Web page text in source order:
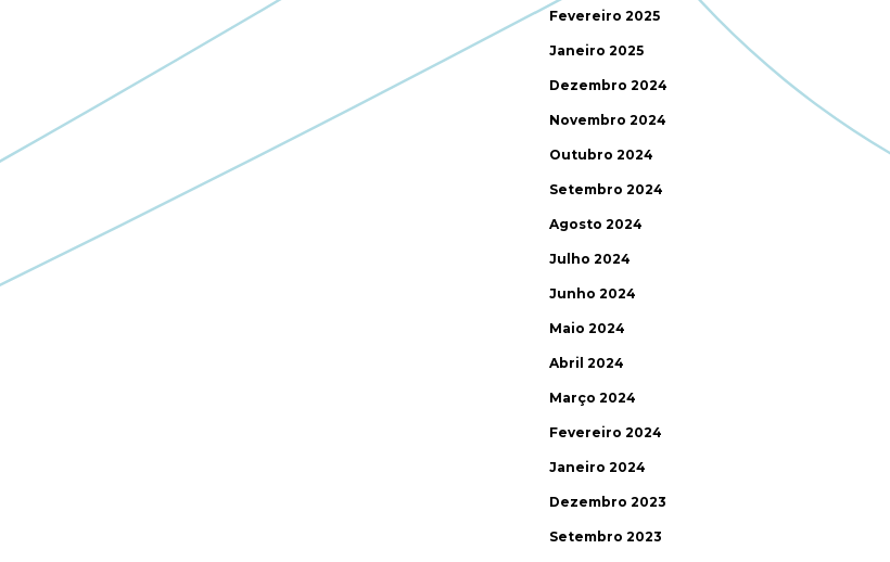
Fevereiro 2025
Janeiro 2025
Dezembro 2024
Novembro 2024
Outubro 2024
Setembro 2024
Agosto 2024
Julho 2024
Junho 2024
Maio 2024
Abril 2024
Março 2024
Fevereiro 2024
Janeiro 2024
Dezembro 2023
Setembro 2023